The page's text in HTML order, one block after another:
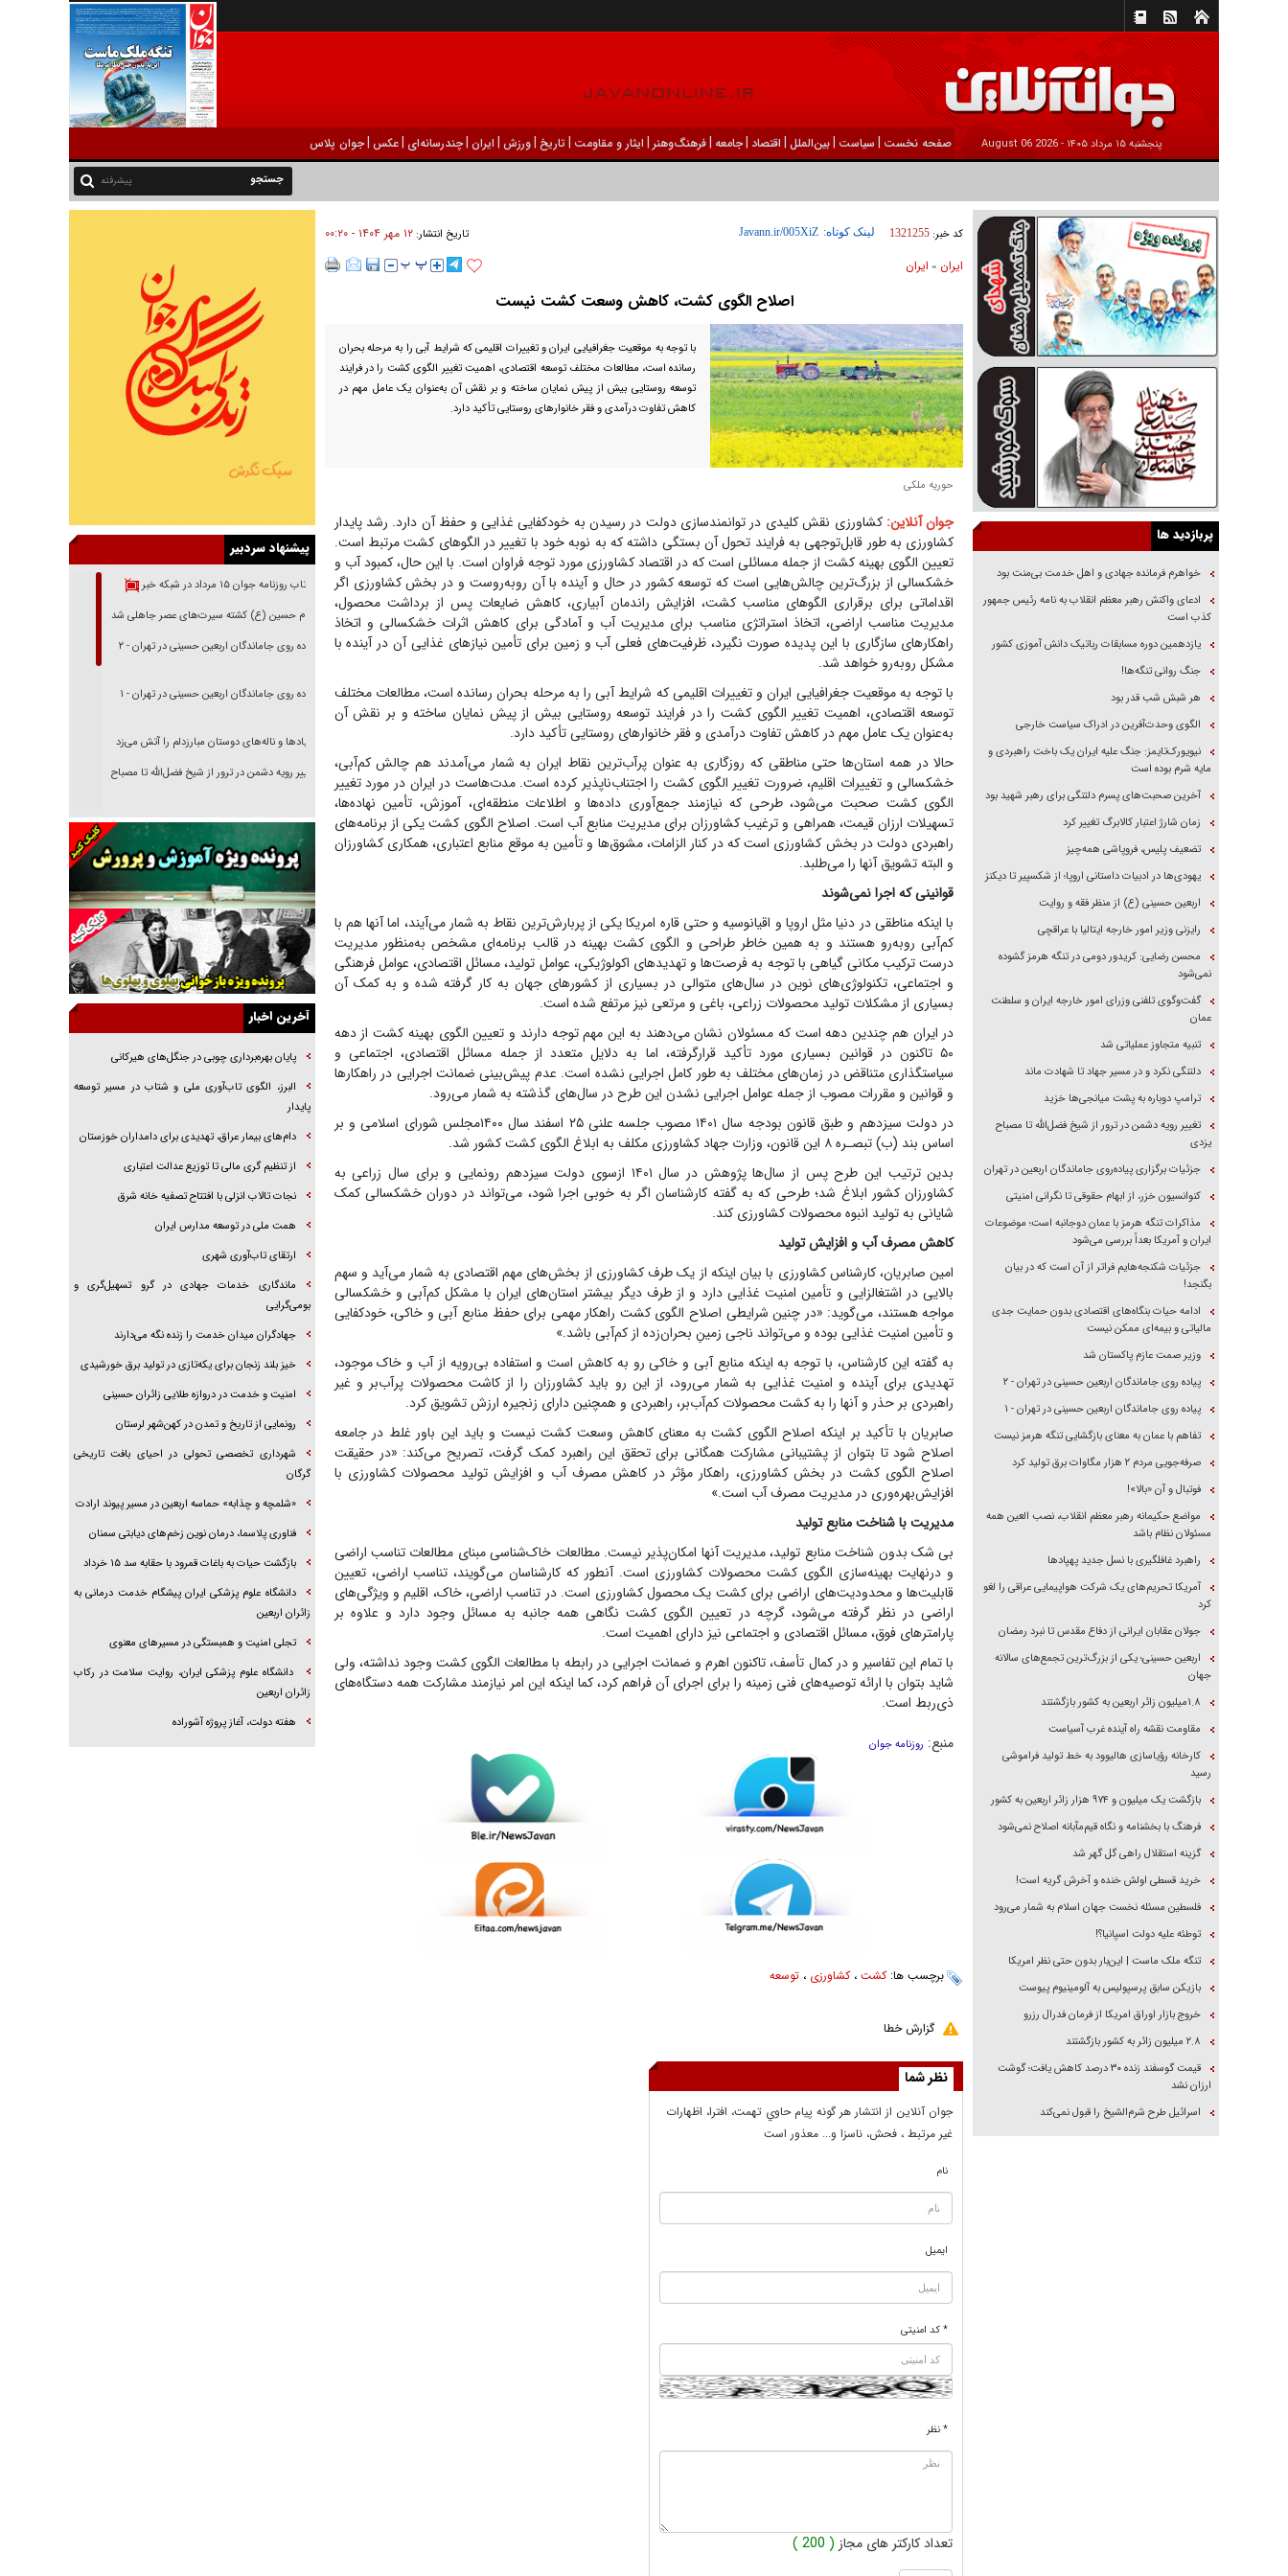
پنجشنبه ۱۵ مرداد ۱۴۰۵ - 2026 August 06 صفحه نخست | سیاست |بين‌الملل | اقتصاد |جامعه |فرهنگ‌و‌هنر | ایثار و مقاومت |تاریخ |ورزش | ايران |چندرسانه‌ای |عکس |جوان پلاس
پیشرفته
کد خبر: 1321255 لینک کوتاه: تاریخ انتشار:۱۲ مهر ۱۴۰۴ - ۰۰:۲۰
ايران » ايران
اصلاح الگوی کشت، کاهش وسعت کشت نیست
با توجه به موقعیت جغرافیایی ایران و تغییرات اقلیمی که شرایط آبی را به مرحله بحران
رسانده است، مطالعات مختلف توسعه اقتصادی، اهمیت تغییر الگوی کشت را در فرایند
توسعه روستایی بیش از پیش نمایان ساخته و بر نقش آن به‌عنوان یک عامل مهم در
کاهش تفاوت درآمدی و فقر خانوار‌های روستایی تأکید دارد.
حوریه ملکی
جوان آنلاین: کشاورزی نقش کلیدی در توانمندسازی دولت در رسیدن به خودکفایی غذایی و حفظ آن دارد. رشد پایدار
کشاورزی به طور قابل‌توجهی به فرایند تحول آن بستگی داشته که به نوبه خود با تغییر در الگو‌های کشت مرتبط است.
تعیین الگوی بهینه کشت از جمله مسائلی است که در اقتصاد کشاورزی مورد توجه فراوان است. با این حال، کمبود آب و
خشکسالی از بزرگ‌ترین چالش‌هایی است که توسعه کشور در حال و آینده با آن روبه‌روست و در بخش کشاورزی اگر
اقداماتی برای برقراری الگو‌های مناسب کشت، افزایش راندمان آبیاری، کاهش ضایعات پس از برداشت محصول،
مدیریت مناسب اراضی، اتخاذ استراتژی مناسب برای مدیریت آب و آمادگی برای کاهش اثرات خشکسالی و اتخاذ
راهکار‌های سازگاری با این پدیده صورت نگیرد، ظرفیت‌های فعلی آب و زمین برای تأمین نیاز‌های غذایی آن در آینده با
مشکل روبه‌رو خواهد شد.
با توجه به موقعیت جغرافیایی ایران و تغییرات اقلیمی که شرایط آبی را به مرحله بحران رسانده است، مطالعات مختلف
توسعه اقتصادی، اهمیت تغییر الگوی کشت را در فرایند توسعه روستایی بیش از پیش نمایان ساخته و بر نقش آن
به‌عنوان یک عامل مهم در کاهش تفاوت درآمدی و فقر خانوار‌های روستایی تأکید دارد.
حالا در همه استان‌ها حتی مناطقی که روزگاری به عنوان پرآب‌ترین نقاط ایران به شمار می‌آمدند هم چالش کم‌آبی،
خشکسالی و تغییرات اقلیم، ضرورت تغییر الگوی کشت را اجتناب‌ناپذیر کرده است. مدت‌هاست در ایران در مورد تغییر
الگوی کشت صحبت می‌شود، طرحی که نیازمند جمع‌آوری داده‌ها و اطلاعات منطقه‌ای، آموزش، تأمین نهاده‌ها،
تسهیلات ارزان قیمت، همراهی و ترغیب کشاورزان برای مدیریت منابع آب است. اصلاح الگوی کشت یکی از برنامه‌های
راهبردی دولت در بخش کشاورزی است که در کنار الزامات، مشوق‌ها و تأمین به موقع منابع اعتباری، همکاری کشاورزان
و البته تشویق آنها را می‌طلبد.
قوانینی که اجرا نمی‌شوند
با اینکه مناطقی در دنیا مثل اروپا و اقیانوسیه و حتی قاره امریکا یکی از پربارش‌ترین نقاط به شمار می‌آیند، اما آنها هم با
کم‌آبی روبه‌رو هستند و به همین خاطر طراحی و الگوی کشت بهینه در قالب برنامه‌ای مشخص به‌منظور مدیریت
درست ترکیب مکانی گیاهی با توجه به فرصت‌ها و تهدید‌های اکولوژیکی، عوامل تولید، مسائل اقتصادی، عوامل فرهنگی
و اجتماعی، تکنولوژی‌های نوین در سال‌های متوالی در بسیاری از کشور‌های جهان به کار گرفته شده و به کمک آن
بسیاری از مشکلات تولید محصولات زراعی، باغی و مرتعی نیز مرتفع شده است.
در ایران هم چندین دهه است که مسئولان نشان می‌دهند به این مهم توجه دارند و تعیین الگوی بهینه کشت از دهه
۵۰ تاکنون در قوانین بسیاری مورد تأکید قرارگرفته، اما به دلایل متعدد از جمله مسائل اقتصادی، اجتماعی و
سیاستگذاری متناقض در زمان‏‌های مختلف به طور کامل اجرایی نشده است. عدم پیش‌‏بینی ضمانت اجرایی در راهکار‌ها
و قوانین و مقررات مصوب از جمله عوامل اجرایی نشدن این طرح در سال‌های گذشته به شمار می‌رود.
در دولت سیزدهم و طبق قانون بودجه سال ۱۴۰۱ مصوب جلسه علنی ۲۵ اسفند سال ۱۴۰۰مجلس شورای اسلامی و بر
اساس بند (ب) تبصـره ۸ این قانون، وزارت جهاد کشاورزی مکلف به ابلاغ الگوی کشت کشور شد.
بدین ترتیب این طرح پس از سال‌ها پژوهش در سال ۱۴۰۱ ازسوی دولت سیزدهم رونمایی و برای سال زراعی به
کشاورزان کشور ابلاغ شد؛ طرحی که به گفته کارشناسان اگر به خوبی اجرا شود، می‌تواند در دوران خشکسالی کمک
شایانی به تولید انبوه محصولات کشاورزی کند.
کاهش مصرف آب و افزایش تولید
امین صابریان، کارشناس کشاورزی با بیان اینکه از یک طرف کشاورزی از بخش‌های مهم اقتصادی به شمار می‌آید و سهم
بالایی در اشتغالزایی و تأمین امنیت غذایی دارد و از طرف دیگر بیشتر استان‌های ایران با مشکل کم‌آبی و خشکسالی
مواجه هستند، می‌گوید: «در چنین شرایطی اصلاح الگوی کشت راهکار مهمی برای حفظ منابع آبی و خاکی، خودکفایی
و تأمین امنیت غذایی بوده و می‌تواند ناجی زمینِ بحران‌زده از کم‌آبی باشد.»
به گفته این کارشناس، با توجه به اینکه منابع آبی و خاکی رو به کاهش است و استفاده بی‌رویه از آب و خاک موجود،
تهدیدی برای آینده و امنیت غذایی به شمار می‌رود، از این رو باید کشاورزان را از کاشت محصولات پرآب‌بر و غیر
راهبردی بر حذر و آنها را به کشت محصولات کم‌آب‌بر، راهبردی و همچنین دارای زنجیره ارزش تشویق کرد.
صابریان با تأکید بر اینکه اصلاح الگوی کشت به معنای کاهش وسعت کشت نیست و باید این باور غلط در جامعه
اصلاح شود تا بتوان از پشتیبانی مشارکت همگانی برای تحقق این راهبرد کمک گرفت، تصریح می‌کند: «در حقیقت
اصلاح الگوی کشت در بخش کشاورزی، راهکار مؤثر در کاهش مصرف آب و افزایش تولید محصولات کشاورزی با
افزایش‌بهره‌وری در مدیریت مصرف آب است.»
مدیریت با شناخت منابع تولید
بی شک بدون شناخت منابع تولید، مدیریت آنها امکان‌پذیر نیست. مطالعات خاک‌شناسی مبنای مطالعات تناسب اراضی
و درنهایت بهینه‌سازی الگوی کشت محصولات کشاورزی است. آنطور که کارشناسان می‌گویند، تناسب اراضی، تعیین
قابلیت‌ها و محدودیت‌های اراضی برای کشت یک محصول کشاورزی است. در تناسب اراضی، خاک، اقلیم و ویژگی‌های
اراضی در نظر گرفته می‌‎شود، گرچه در تعیین الگوی کشت نگاهی همه جانبه به مسائل وجود دارد و علاوه بر
پارامتر‌های فوق، مسائل اقتصادی و اجتماعی نیز دارای اهمیت است.
با تمام این تفاسیر و در کمال تأسف، تاکنون اهرم و ضمانت اجرایی در رابطه با مطالعات الگوی کشت وجود نداشته، ولی
شاید بتوان با ارائه توصیه‌های فنی زمینه را برای اجرای آن فراهم کرد، کما اینکه این امر نیازمند مشارکت همه دستگاه‌های
ذی‌ربط است.
منبع: روزنامه جوان
برچسب ها:کشت،کشاورزی ، توسعه
گزارش خطا
نظر شما
جوان آنلاين از انتشار هر گونه پيام حاوي تهمت، افترا، اظهارات
غير مرتبط ، فحش، ناسزا و... معذور است
نام
ایمیل
* کد امنیتی
* نظر
تعداد کارکتر های مجاز ( 200 )
پربازدید ها
خواهرم فرمانده جهادی و اهل خدمت بی‌منت بود
ادعای واکنش رهبر معظم انقلاب به نامه رئیس جمهور
کذب است
یازدهمین دوره مسابقات رباتیک دانش آموزی کشور
جنگ روانی تنگه‌ها!
هر شبش شب قدر بود
الگوی وحدت‌آفرین در ادراک سیاست خارجی
نیویورک‌تایمز: جنگ علیه ایران یک باخت راهبردی و
مایه شرم بوده است
آخرین صحبت‌های پسرم دلتنگی برای رهبر شهید بود
زمان شارژ اعتبار کالابرگ تغییر کرد
تضعیف پلیس، فروپاشی همه‌چیز
یهودی‌ها در ادبیات داستانی اروپا؛ از شکسپیر تا دیکنز
اربعین حسینی (ع) از منظر فقه و روایت
رایزنی وزیر امور خارجه ایتالیا با عراقچی
محسن رضایی: کریدور دومی در تنگه هرمز گشوده
نمی‌شود
گفت‌وگوی تلفنی وزرای امور خارجه ایران و سلطنت
عمان
تنبیه متجاوز عملیاتی شد
دلتنگی نکرد و در مسیر جهاد تا شهادت ماند
ترامپ دوباره به پشت میانجی‌ها خزید
تغییر رویه دشمن در ترور از شیخ فضل‌الله تا مصباح
یزدی
جزئیات برگزاری پیاده‌روی جاماندگان اربعین در تهران
کنوانسیون خزر، از ابهام حقوقی تا نگرانی امنیتی
مذاکرات تنگه هرمز با عمان دوجانبه است؛ موضوعات
ایران و آمریکا بعداً بررسی می‌شود
جزئیات شکنجه‌هایم فراتر از آن است که در بیان
بگنجد!
ادامه حیات بنگاه‌های اقتصادی بدون حمایت جدی
مالیاتی و بیمه‌ای ممکن نیست
وزیر صمت عازم پاکستان شد
پیاده روی جاماندگان اربعین حسینی در تهران - ۲
پیاده روی جاماندگان اربعین حسینی در تهران - ۱
تفاهم با عمان به معنای بازگشایی تنگه هرمز نیست
صرفه‌جویی مردم ۲ هزار مگاوات برق تولید کرد
فوتبال و آن «بالا»!
مواضع حکیمانه رهبر معظم انقلاب، نصب العین همه
مسئولان نظام باشد
راهبرد غافلگیری با نسل جدید پهپاد‌ها
آمریکا تحریم‌های یک شرکت هواپیمایی عراقی را لغو
کرد
جولان عقابان ایرانی از دفاع مقدس تا نبرد رمضان
اربعین حسینی؛ یکی از بزرگ‌ترین تجمع‌های سالانه
جهان
۱.۸میلیون زائر اربعین به کشور بازگشتند
مقاومت نقشه راه آینده غرب آسیاست
کارخانه رؤیاسازی هالیوود به خط تولید فراموشی
رسید
بازگشت یک میلیون و ۹۷۴ هزار زائر اربعین به کشور
فرهنگ با بخشنامه و نگاه قیم‌مآبانه اصلاح نمی‌شود
گزینه استقلال راهی گل گهر شد
خرید قسطی اولش خنده و آخرش گریه است!
فلسطین مسئله نخست جهان اسلام به شمار می‌رود
توطئه علیه دولت اسپانیا؟!
تنگه ملک ماست | این‌بار بدون حتی نظر امریکا
بازیکن سابق پرسپولیس به آلومینیوم پیوست
خروج بازار اوراق امریکا از فرمان فدرال رزرو
۲.۸ میلیون زائر به کشور بازگشتند
قیمت گوسفند زنده ۳۰ درصد کاهش یافت؛ گوشت
ارزان نشد
اسرائیل طرح شرم‌الشیخ را قبول نمی‌کند
پیشنهاد سردبیر
بازتاب روزنامه جوان ۱۵ مرداد در شبکه خبر
امام حسین (ع) کشته سیرت‌های عصر جاهلی شد
پیاده روی جاماندگان اربعین حسینی در تهران - ۲
پیاده روی جاماندگان اربعین حسینی در تهران - ۱
فریاد‌ها و ناله‌های دوستان مبارزدلم را آتش می‌زد
تغییر رویه دشمن در ترور از شیخ فضل‌الله تا مصباح
خرید قسطی اولش خنده و آخرش گریه است!
فوتبال و آن «بالا»!
راهبرد غافلگیری با نسل جدید پهپاد‌ها
جنجال پزشکان تقلبی در صنعت زیبایی
یهودی‌ها در ادبیات داستانی اروپا؛ از شکسپیر تا
دیکنز
گفت‌وگو با خواهر یکی از شهدای جنگ رمضان/
خواهرم فرمانده جهادی و اهل خدمت بی‌منت بود
بگنجد!
گزارش «جوان» از قوانین سخت‌گیرانه ۶ قاره در
برابر یورش به پاسگاه‌های پلیس
تحلیل ابعاد پیام رهبر انقلاب به حزب‌الله/ مقاومت
آخرین اخبار
پایان بهره‌برداری چوبی در جنگل‌های هیرکانی
البرز، الگوی تاب‌آوری ملی و شتاب در مسیر توسعه
پایدار
دام‌های بیمار عراق، تهدیدی برای دامداران خوزستان
از تنظیم گری مالی تا توزیع عدالت اعتباری
نجات تالاب انزلی با افتتاح تصفیه خانه شرق
همت ملی در توسعه مدارس ایران
ارتقای تاب‌آوری شهری
ماندگاری خدمات جهادی در گرو تسهیل‌گری و
بومی‌گرایی
جهادگران میدان خدمت را زنده نگه می‌دارند
خیز بلند زنجان برای یکه‌تازی در تولید برق خورشیدی
امنیت و خدمت در دروازه طلایی زائران حسینی
رونمایی از تاریخ و تمدن در کهن‌شهر لرستان
شهرداری تخصصی تحولی در احیای بافت تاریخی
گرگان
«شلمچه و چذابه» حماسه اربعین در مسیر پیوند ارادت
فناوری پلاسما، درمان نوین زخم‌های دیابتی سمنان
بازگشت حیات به باغات قمرود با حقابه سد ۱۵ خرداد
دانشگاه علوم پزشکی ایران پیشگام خدمت درمانی به
زائران اربعین
تجلی امنیت و همبستگی در مسیر‌های معنوی
دانشگاه علوم پزشکی ایران، روایت سلامت در رکاب
زائران اربعین
هفته دولت، آغاز پروژه آشوراده